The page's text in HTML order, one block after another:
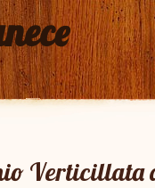
Verticillata